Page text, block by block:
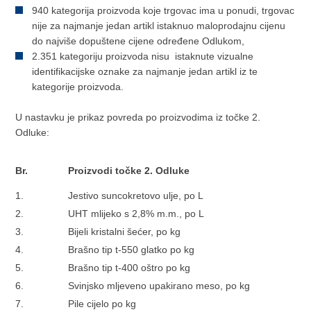
940 kategorija proizvoda koje trgovac ima u ponudi, trgovac
nije za najmanje jedan artikl istaknuo maloprodajnu cijenu
do najviše dopuštene cijene određene Odlukom,
2.351 kategoriju proizvoda nisu istaknute vizualne
identifikacijske oznake za najmanje jedan artikl iz te
kategorije proizvoda.
U nastavku je prikaz povreda po proizvodima iz točke 2.
Odluke:
Br. Proizvodi točke 2. Odluke
1.
Jestivo suncokretovo ulje, po L
2.
UHT mlijeko s 2,8% m.m., po L
3.
Bijeli kristalni šećer, po kg
4.
Brašno tip t-550 glatko po kg
5.
Brašno tip t-400 oštro po kg
6.
Svinjsko mljeveno upakirano meso, po kg
7.
Pile cijelo po kg